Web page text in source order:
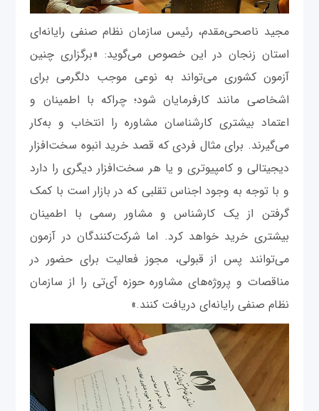
مجید ناصحی‌مقدم، رئیس سازمان نظام صنفی رایانه‌ای
استان زنجان در این خصوص می‌گوید: «برگزاری چنین
آزمون کشوری می‌تواند به نوعی موجب دلگرمی برای
اشخاصی مانند کارفرمایان شود؛ چراکه با اطمینان و
اعتماد بیشتری کارشناسان مشاوره را انتخاب و به‌کار
می‌گیرند. برای مثال فردی که قصد خرید انبوه سخت‌افزار
دیجیتالی و کامپیوتری و یا هر سخت‌افزار دیگری را دارد
و با توجه به وجود اجناس تقلبی که در بازار است با کمک
گرفتن از یک کارشناس و مشاور رسمی با اطمینان
بیشتری خرید خواهد کرد. اما شرکت‌کنندگان در آزمون
می‌توانند پس از قبولی، مجوز فعالیت برای حضور در
مناقصات و پروژه‌های مشاوره حوزه آی‌تی را از سازمان
نظام صنفی رایانه‌ای دریافت کنند.»